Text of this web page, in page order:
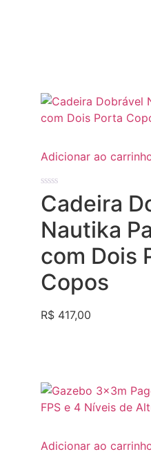
Adicionar ao
Avaliação
0
de
5
Cadeira
Nautika
com Dois
Copos
R$417,00
Adicionar ao